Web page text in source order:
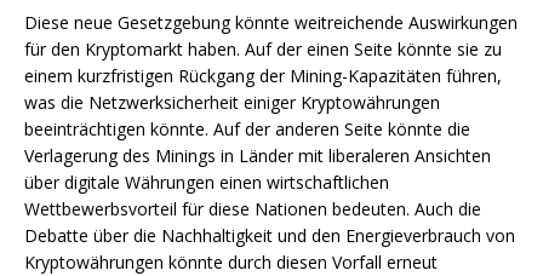
Diese neue Gesetzgebung könnte weitreichende Auswirkungen
für den Kryptomarkt haben. Auf der einen Seite könnte sie zu
einem kurzfristigen Rückgang der Mining-Kapazitäten führen,
was die Netzwerksicherheit einiger Kryptowährungen
beeinträchtigen könnte. Auf der anderen Seite könnte die
Verlagerung des Minings in Länder mit liberaleren Ansichten
über digitale Währungen einen wirtschaftlichen
Wettbewerbsvorteil für diese Nationen bedeuten. Auch die
Debatte über die Nachhaltigkeit und den Energieverbrauch von
Kryptowährungen könnte durch diesen Vorfall erneut